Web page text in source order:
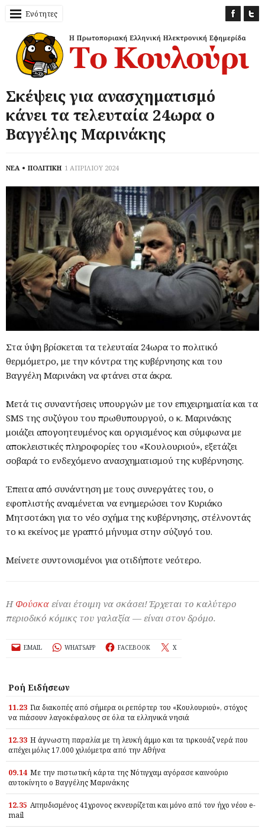
Ενότητες
Σκέψεις για ανασχηματισμό
κάνει τα τελευταία 24ωρα ο
Βαγγέλης Μαρινάκης
ΝΕΑ ΠΟΛΙΤΙΚΗ 1 ΑΠΡΙΛΙΟΥ 2024
Στα ύψη βρίσκεται τα τελευταία 24ωρα το πολιτικό
θερμόμετρο, με την κόντρα της κυβέρνησης και του
Βαγγέλη Μαρινάκη να φτάνει στα άκρα.
Μετά τις συναντήσεις υπουργών με τον επιχειρηματία και τα
SMS της συζύγου του πρωθυπουργού, ο κ. Μαρινάκης
μοιάζει απογοητευμένος και οργισμένος και σύμφωνα με
αποκλειστικές πληροφορίες του «Κουλουριού», εξετάζει
σοβαρά το ενδεχόμενο ανασχηματισμού της κυβέρνησης.
Έπειτα από συνάντηση με τους συνεργάτες του, ο
εφοπλιστής αναμένεται να ενημερώσει τον Κυριάκο
Μητσοτάκη για το νέο σχήμα της κυβέρνησης, στέλνοντάς
το κι εκείνος με γραπτό μήνυμα στην σύζυγό του.
Μείνετε συντονισμένοι για οτιδήποτε νεότερο.
Η Φούσκα είναι έτοιμη να σκάσει! Έρχεται το καλύτερο
περιοδικό κόμικς του γαλαξία — είναι στον δρόμο.
EMAIL WHATSAPP FACEBOOK X
Ροή Ειδήσεων
11.23 Για διακοπές από σήμερα οι ρεπόρτερ του «Κουλουριού», στόχος
να πιάσουν λαγοκέφαλους σε όλα τα ελληνικά νησιά
12.33 Η άγνωστη παραλία με τη λευκή άμμο και τα τιρκουάζ νερά που
απέχει μόλις 17.000 χιλιόμετρα από την Αθήνα
09.14 Με την πιστωτική κάρτα της Νότιγχαμ αγόρασε καινούριο
αυτοκίνητο ο Βαγγέλης Μαρινάκης
12.35 Απηυδισμένος 41χρονος εκνευρίζεται και μόνο από τον ήχο νέου e-
mail